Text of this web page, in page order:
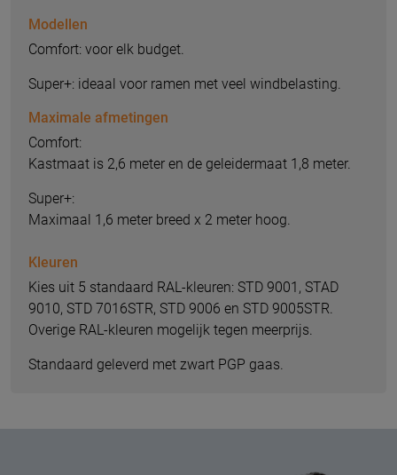
Modellen
Comfort: voor elk budget.
Super+: ideaal voor ramen met veel windbelasting.
Maximale afmetingen
Comfort:
Kastmaat is 2,6 meter en de geleidermaat 1,8 meter.
Super+:
Maximaal 1,6 meter breed x 2 meter hoog.
Kleuren
Kies uit 5 standaard RAL-kleuren: STD 9001, STAD
9010, STD 7016STR, STD 9006 en STD 9005STR.
Overige RAL-kleuren mogelijk tegen meerprijs.
Standaard geleverd met zwart PGP gaas.